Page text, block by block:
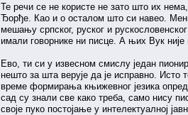
Те речи се не користе не зато што их
Ђорђе. Као и о осталом што си навео.
мешању српског, руског и
имали говорнике ни писце. А њих Вук
Ево, ти си у извесном смислу један
нешто за шта верује да је исправно.
време формирања књижевног језика
сад су знали све како треба, само нису
своје пуко постојање у интелектуалној